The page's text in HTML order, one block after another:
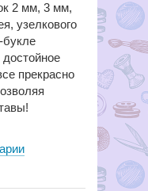
2 мм, 3 мм,
узелкового
букле
прекрасно